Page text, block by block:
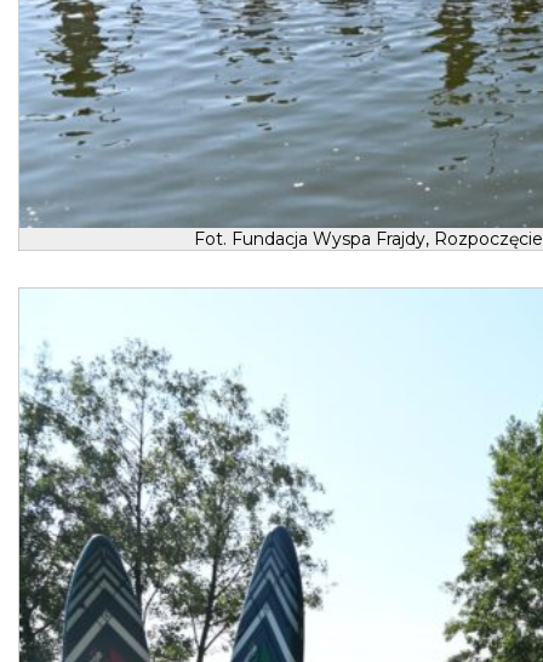
Fot. Fundacja Wyspa Frajdy,